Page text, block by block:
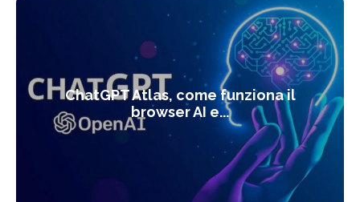
ChatGPT Atlas, come funziona il
browser AI e...